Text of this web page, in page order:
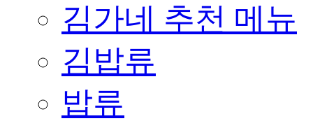
김가네 추천 메뉴
김밥류
밥류